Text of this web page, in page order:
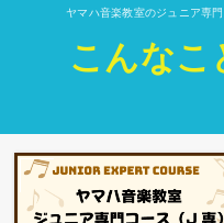
ヤマハ音楽教室のジュニア専
こんなこ